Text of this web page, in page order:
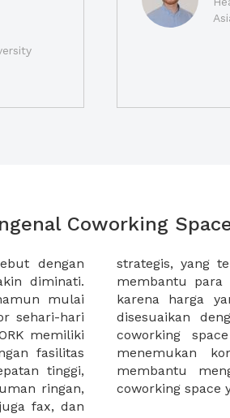
Coworking
dengan
diminati.
mulai
sehari-hari
memiliki
fasilitas
tinggi,
ringan,
fax, dan
XWORK
space
dan dapat
itu sewa
untuk
dapat
bekerja di
coworking space